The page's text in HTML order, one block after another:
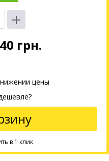
грн.
цены
в 1 клик